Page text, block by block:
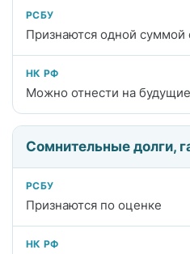
Признаются одной суммой
Можно отнести на
Сомнительные долги,
Признаются по оценке